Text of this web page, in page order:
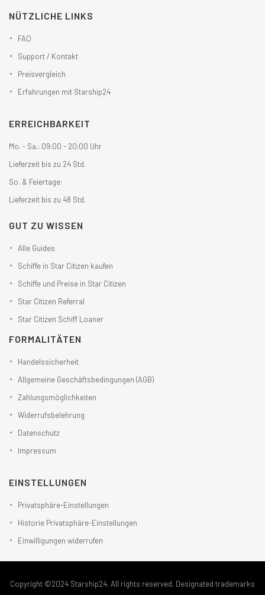
NÜTZLICHE LINKS
FAQ
Support / Kontakt
Preisvergleich
Erfahrungen mit Starship24
ERREICHBARKEIT
Mo. - Sa.: 09:00 - 20:00 Uhr
Lieferzeit bis zu 24 Std.
So. & Feiertage:
Lieferzeit bis zu 48 Std.
GUT ZU WISSEN
Alle Guides
Schiffe in Star Citizen kaufen
Schiffe und Preise in Star Citizen
Star Citizen Referral
Star Citizen Schiff Loaner
FORMALITÄTEN
Handelssicherheit
Allgemeine Geschäftsbedingungen (AGB)
Zahlungsmöglichkeiten
Widerrufsbelehrung
Datenschutz
Impressum
EINSTELLUNGEN
Privatsphäre-Einstellungen
Historie Privatsphäre-Einstellungen
Einwilligungen widerrufen
Copyright ©2024 Starship24. All rights reserved. Designated trademarks